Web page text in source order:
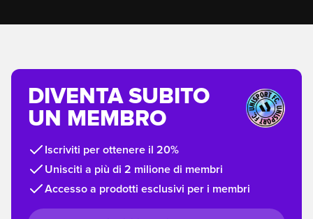
DIVENTA SUBITO
UN MEMBRO
Iscriviti per ottenere il 20%
Unisciti a più di 2 milione di membri
Accesso a prodotti esclusivi per i membri